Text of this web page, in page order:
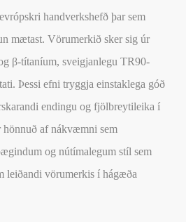
handverkshefð þar sem
mætast. Vörumerkið sker sig úr
β-títaníum, sveigjanlegu TR90-
Þessi efni tryggja einstaklega góð
endingu og fjölbreytileika í
af nákvæmni sem
og nútímalegum stíl sem
leiðandi vörumerkis í hágæða